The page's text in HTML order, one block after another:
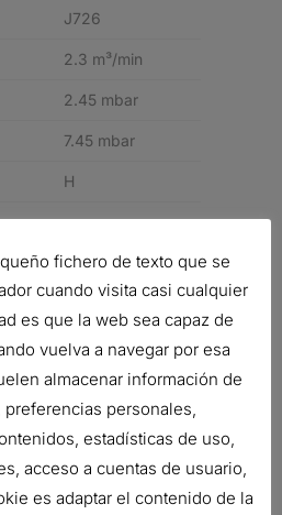
J726
2.3 m³/min
2.45 mbar
7.45 mbar
H
DESECHABLE
188,36 €
FPG RADIALSEAL
fichero de texto que se
cuando visita casi cualquier
es que la web sea capaz de
vuelva a navegar por esa
almacenar información de
preferencias personales,
estadísticas de uso,
acceso a cuentas de usuario,
es adaptar el contenido de la